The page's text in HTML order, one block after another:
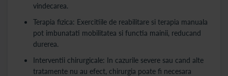
vindecarea.
Terapia fizica: Exercitiile de reabilitare si terapia manuala
pot imbunatati mobilitatea si functia mainii, reducand
durerea.
Interventii chirurgicale: In cazurile severe sau cand alte
tratamente nu au efect, chirurgia poate fi necesara